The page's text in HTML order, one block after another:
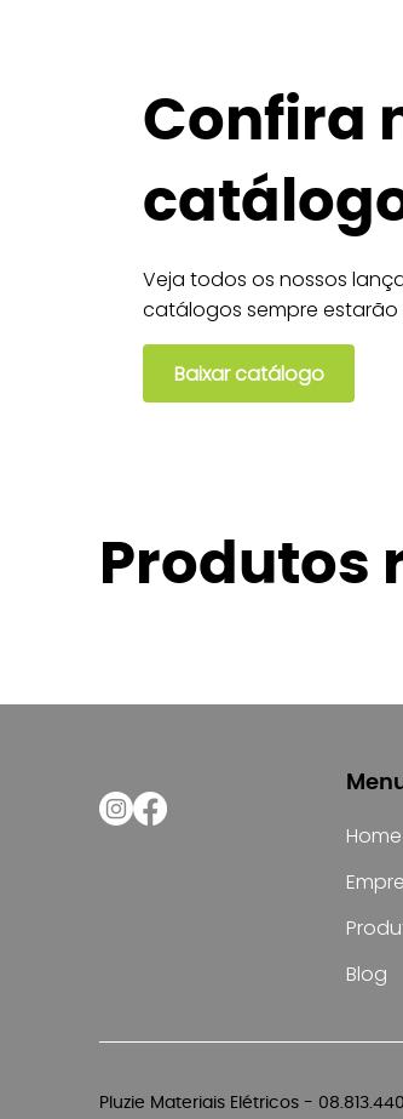
Confira
Veja todos os nossos
catálogos sempre
Baixar catálogo
Produtos
Pluzie Materiais Elétricos -
Home
Blog